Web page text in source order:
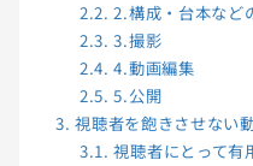
2.2. 2.構成・台本など
2.3. 3.撮影
2.4. 4.動画編集
2.5. 5.公開
3. 視聴者を飽きさせない
3.1. 視聴者にとって有